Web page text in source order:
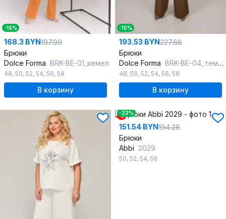
-15%
168.3 BYN197.99
Брюки
Dolce Forma BRK-BE-01_кемел
48, 50, 52, 54, 56, 58
В корзину
-15%
193.53 BYN227.68
Брюки
Dolce Forma BRK-BE-04_темный-беж
48, 50, 52, 54, 56, 58
В корзину
%
-22%
151.54 BYN194.28
Брюки
Abbi 2029
50, 52, 54, 56